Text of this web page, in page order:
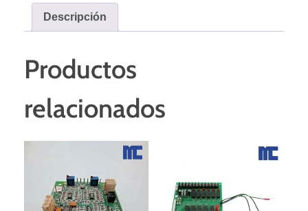
Descripción
Productos
relacionados